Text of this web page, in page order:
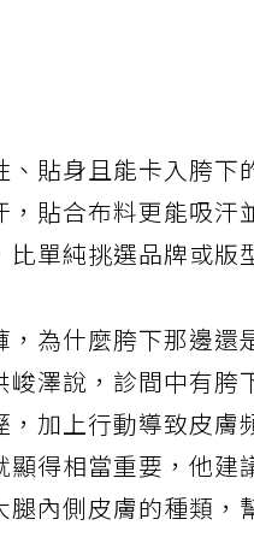
貼身且能卡入胯下
貼合布料更能吸汗
單純挑選品牌或版
，為什麼胯下那邊
澤說，診間中有胯
，加上行動導致皮膚
得相當重要，他建
內側皮膚的種類，